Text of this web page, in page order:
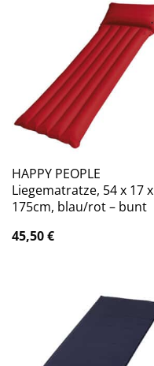
HAPPY PEOPLE
Liegematratze, 54 x 17 x
175cm, blau/rot – bunt
45,50€